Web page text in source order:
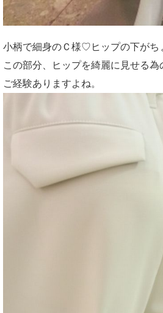
小柄で細身のＣ様♡ヒップの下がち
この部分、ヒップを綺麗に見せる為
ご経験ありますよね。